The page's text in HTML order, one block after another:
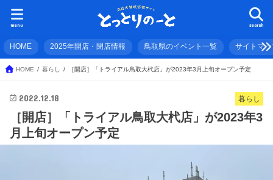
search
menu
HOME 2025年開店・閉店情報 鳥取県のイベント一覧 サイトマッ
HOME 暮らし ［開店］「トライアル鳥取大杙店」が2023年3月上旬オープン予定
暮らし
2022.12.18
［開店］「トライアル鳥取大杙店」が2023年3
月上旬オープン予定